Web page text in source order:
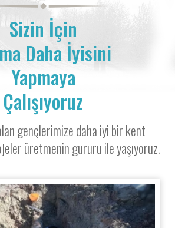
Sizin İçin
Daha İyisini
Yapmaya
Çalışıyoruz
gençlerimize daha iyi bir kent
üretmenin gururu ile yaşıyoruz.